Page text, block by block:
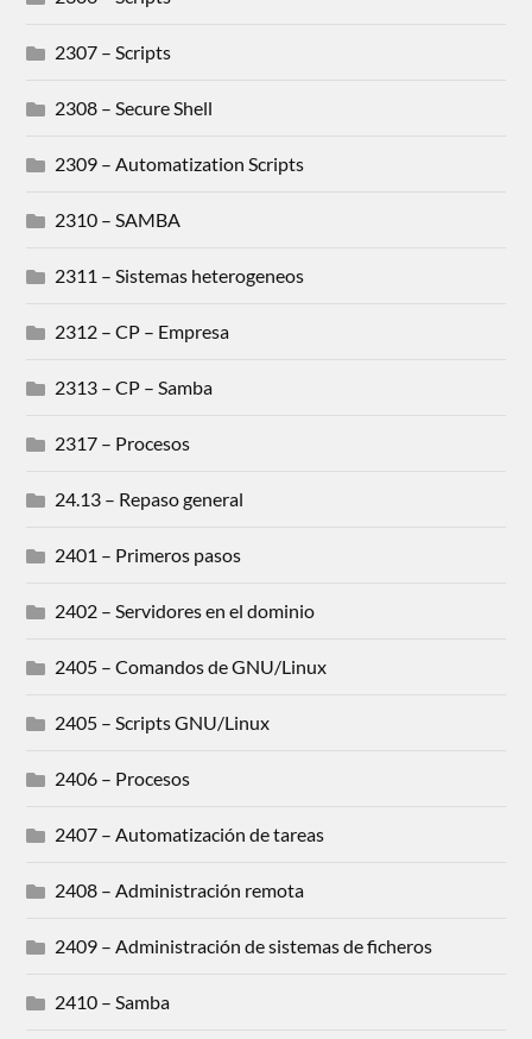
2307 – Scripts
2308 – Secure Shell
2309 – Automatization Scripts
2310 – SAMBA
2311 – Sistemas heterogeneos
2312 – CP – Empresa
2313 – CP – Samba
2317 – Procesos
24.13 – Repaso general
2401 – Primeros pasos
2402 – Servidores en el dominio
2405 – Comandos de GNU/Linux
2405 – Scripts GNU/Linux
2406 – Procesos
2407 – Automatización de tareas
2408 – Administración remota
2409 – Administración de sistemas de ficheros
2410 – Samba